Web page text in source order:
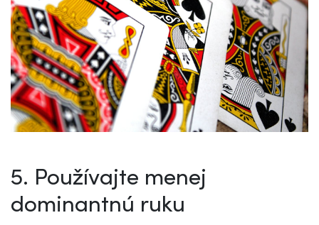
5. Používajte menej
dominantnú ruku